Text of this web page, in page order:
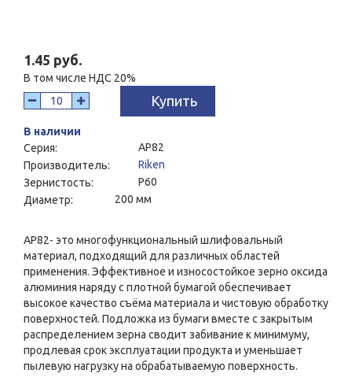
1.45 руб.
В том числе НДС 20%
Купить
В наличии
Серия:
AP82
Производитель:
Riken
Зернистость:
P60
Диаметр:
200 мм
AP82- это многофункциональный шлифовальный
материал, подходящий для различных областей
применения. Эффективное и износостойкое зерно оксида
алюминия наряду с плотной бумагой обеспечивает
высокое качество съёма материала и чистовую обработку
поверхностей. Подложка из бумаги вместе с закрытым
распределением зерна сводит забивание к минимуму,
продлевая срок эксплуатации продукта и уменьшает
пылевую нагрузку на обрабатываемую поверхность.